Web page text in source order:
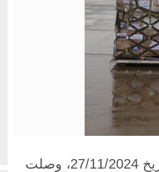
​- مديريّة التّوجيه، في بيان، أنّ "بتاريخ 27/11/2024، وصلت